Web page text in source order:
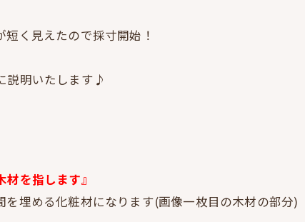
く見えたので採寸開始！
説明いたします♪
を指します』
埋める化粧材になります(画像一枚目の木材の部分)